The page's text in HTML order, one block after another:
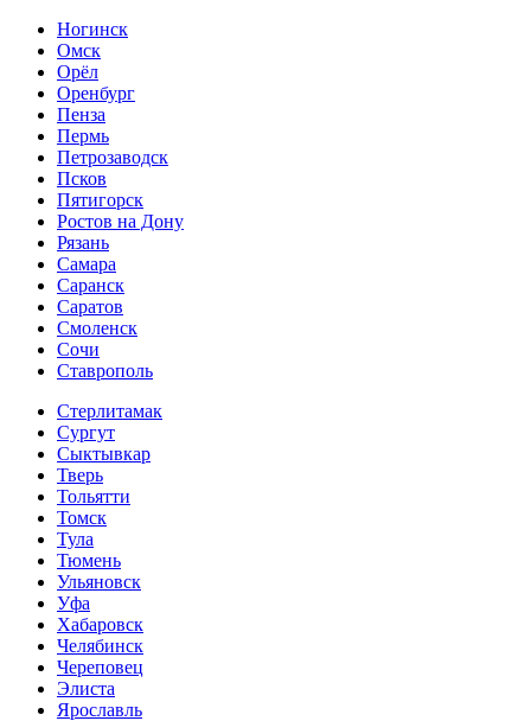
Ногинск
Омск
Орёл
Оренбург
Пенза
Пермь
Петрозаводск
Псков
Пятигорск
Ростов на Дону
Рязань
Самара
Саранск
Саратов
Смоленск
Сочи
Ставрополь
Стерлитамак
Сургут
Сыктывкар
Тверь
Тольятти
Томск
Тула
Тюмень
Ульяновск
Уфа
Хабаровск
Челябинск
Череповец
Элиста
Ярославль